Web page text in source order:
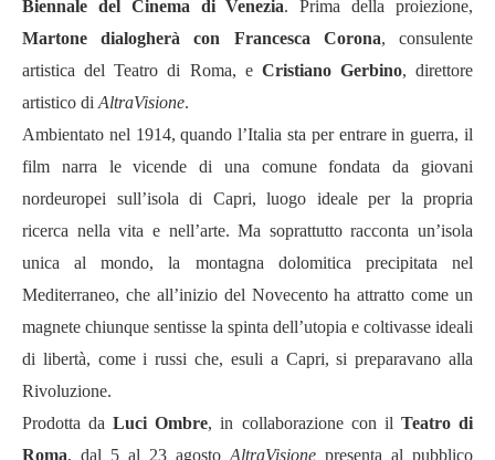
Biennale del Cinema di Venezia. Prima della proiezione,
Martone dialogheràcon Francesca Corona, consulente
artistica del Teatro di Roma, e Cristiano Gerbino, direttore
artistico di AltraVisione.
Ambientato nel 1914, quando l’Italia sta per entrare in guerra, il
film narra le vicende di una comune fondata da giovani
nordeuropei sull’isola di Capri, luogo ideale per la propria
ricerca nella vita e nell’arte. Ma soprattutto racconta un’isola
unica al mondo, la montagna dolomitica precipitata nel
Mediterraneo, che all’inizio del Novecento ha attratto come un
magnete chiunque sentisse la spinta dell’utopia e coltivasse ideali
di libertà, come i russi che, esuli a Capri, si preparavano alla
Rivoluzione.
Prodotta daLuci Ombre, in collaborazione con il Teatro di
Roma, dal 5 al 23 agosto AltraVisione presenta al pubblico